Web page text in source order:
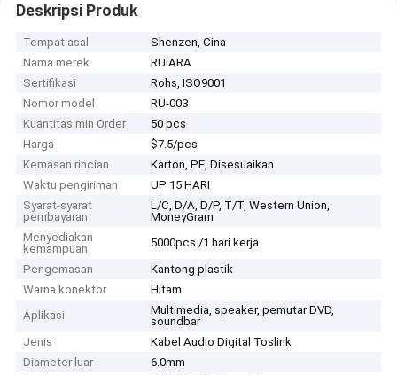
Deskripsi Produk
Tempat asal
Shenzen, Cina
Nama merek
RUIARA
Sertifikasi
Rohs, ISO9001
Nomor model
RU-003
Kuantitas min Order
50 pcs
Harga
$7.5/pcs
Kemasan rincian
Karton, PE, Disesuaikan
Waktu pengiriman
UP 15 HARI
Syarat-syarat
pembayaran
L/C, D/A, D/P, T/T, Western Union,
MoneyGram
Menyediakan
kemampuan
5000pcs /1 hari kerja
Pengemasan
Kantong plastik
Warna konektor
Hitam
Aplikasi
Multimedia, speaker, pemutar DVD,
soundbar
Jenis
Kabel Audio Digital Toslink
Diameter luar
6.0mm